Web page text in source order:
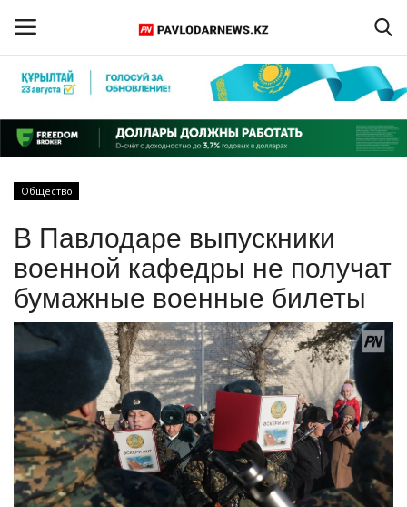
Регистрация
Главная
ПАВЛОДАРСКАЯ ОБЛАСТЬ
КАЗАХСТАН
МИР
СПЕЦПРОЕКТЫ
СПОРТ
Чек-лист
Общество
В Павлодаре выпускники
военной кафедры не получат
бумажные военные билеты